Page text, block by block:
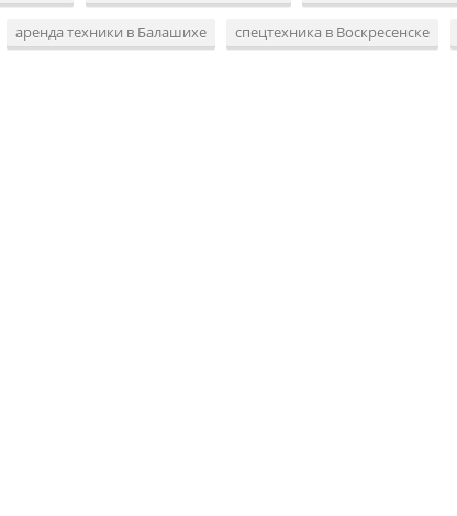
аренда техники в Балашихе спецтехника в Воскресенске